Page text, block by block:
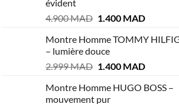
évident
4.900MAD Le
initial
était :
4.900 MAD.
1.400 MADLe
actuel
1.400
Montre Homme TOMMY
– lumière douce
2.999MAD Le
initial
1.400 MADLe
actuel
Montre Homme HUGO BOSS –
mouvement pur